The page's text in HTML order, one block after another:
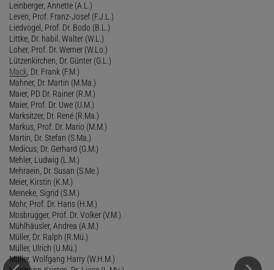
Leinberger, Annette (A.L.)
Leven, Prof. Franz-Josef (F.J.L.)
Liedvogel, Prof. Dr. Bodo (B.L.)
Littke, Dr. habil. Walter (W.L.)
Loher, Prof. Dr. Werner (W.Lo.)
Lützenkirchen, Dr. Günter (G.L.)
Mack , Dr. Frank (F.M.)
Mahner, Dr. Martin (M.Ma.)
Maier, PD Dr. Rainer (R.M.)
Maier, Prof. Dr. Uwe (U.M.)
Marksitzer, Dr. René (R.Ma.)
Markus, Prof. Dr. Mario (M.M.)
Martin, Dr. Stefan (S.Ma.)
Medicus, Dr. Gerhard (G.M.)
Mehler, Ludwig (L.M.)
Mehraein, Dr. Susan (S.Me.)
Meier, Kirstin (K.M.)
Meineke, Sigrid (S.M.)
Mohr, Prof. Dr. Hans (H.M.)
Mosbrugger, Prof. Dr. Volker (V.M.)
Mühlhäusler, Andrea (A.M.)
Müller, Dr. Ralph (R.Mü.)
Müller, Ulrich (U.Mü.)
Müller, Wolfgang Harry (W.H.M.)